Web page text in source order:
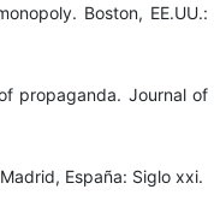
Boston, EE.UU.:
propaganda. Journal of
España: Siglo xxi.